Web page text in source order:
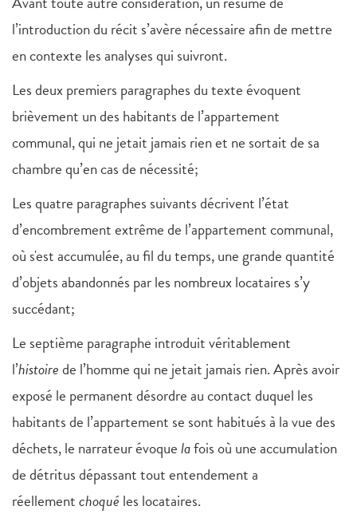
l’introduction du récit s’avère nécessaire afin de mettre
en contexte les analyses qui suivront.
Les deux premiers paragraphes du texte évoquent
brièvement un des habitants de l’appartement
communal, qui ne jetait jamais rien et ne sortait de sa
chambre qu’en cas de nécessité;
Les quatre paragraphes suivants décrivent l’état
d’encombrement extrême de l’appartement communal,
où s'est accumulée, au fil du temps, une grande quantité
d’objets abandonnés par les nombreux locataires s’y
succédant;
Le septième paragraphe introduit véritablement
l’histoirede l’homme qui ne jetait jamais rien. Après avoir
exposé le permanent désordre au contact duquel les
habitants de l’appartement se sont habitués à la vue des
déchets, le narrateur évoquelafois où une accumulation
de détritus dépassant tout entendement a
réellementchoqué les locataires.